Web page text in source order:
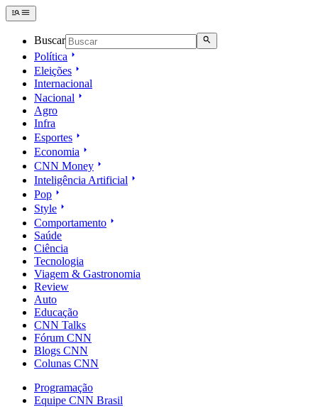
Buscar
Política
Eleições
Internacional
Nacional
Agro
Infra
Esportes
Economia
CNN Money
Inteligência Artificial
Pop
Style
Comportamento
Saúde
Ciência
Tecnologia
Viagem & Gastronomia
Review
Auto
Educação
CNN Talks
Fórum CNN
Blogs CNN
Colunas CNN
Programação
Equipe CNN Brasil